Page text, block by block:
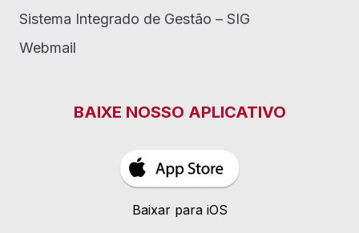
Sistema Integrado de Gestão – SIG
Webmail
BAIXE NOSSO APLICATIVO
Baixar para iOS